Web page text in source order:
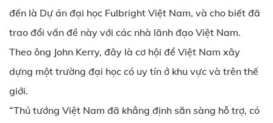
đến là Dự án đại học Fulbright Việt Nam, và cho biết đã
trao đổi vấn đề này với các nhà lãnh đạo Việt Nam.
Theo ông John Kerry, đây là cơ hội để Việt Nam xây
dựng một trường đại học có uy tín ở khu vực và trên thế
giới.
“Thủ tướng Việt Nam đã khẳng định sẵn sàng hỗ trợ, có